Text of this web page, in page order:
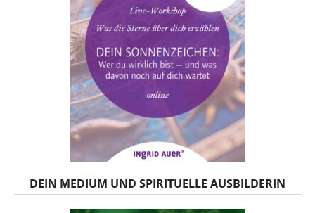
DEIN MEDIUM UND SPIRITUELLE AUSBILDERIN